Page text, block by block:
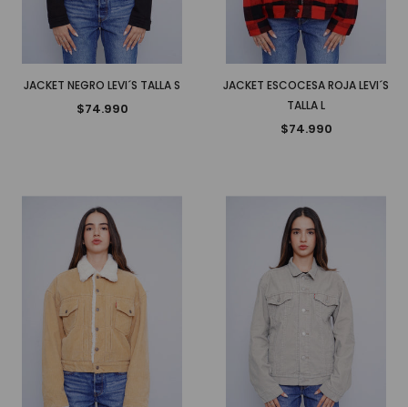
JACKET NEGRO LEVI´S TALLA S
$74.990
JACKET ESCOCESA ROJA LEVI´S
TALLA L
$74.990